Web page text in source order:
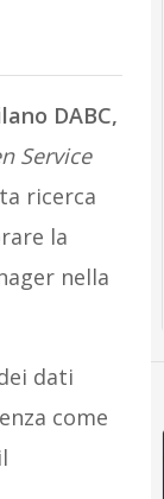
DABC,
Service
ricerca
la
nella
dati
come